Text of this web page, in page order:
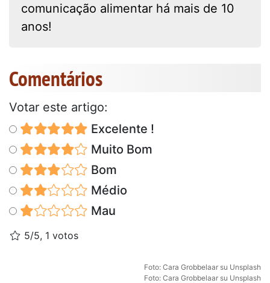
comunicação alimentar há mais de 10
anos!
Comentários
Votar este artigo:
Excelente !
Muito Bom
Bom
Médio
Mau
5/5, 1 votos
Foto: Cara Grobbelaar su Unsplash
Foto: Cara Grobbelaar su Unsplash